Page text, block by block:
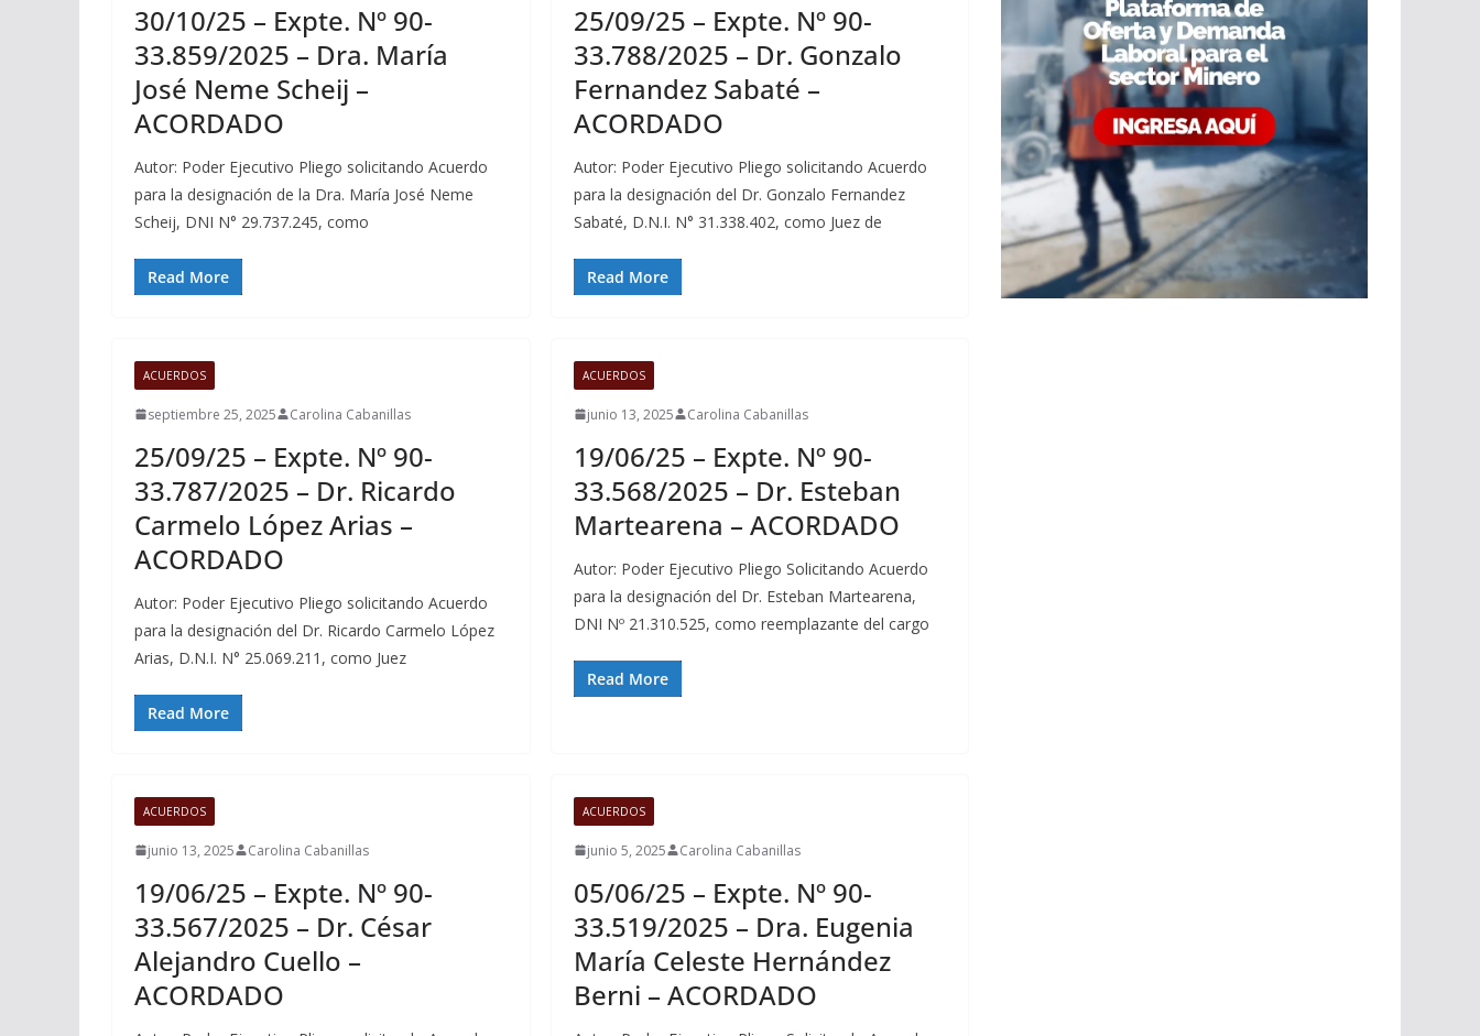
30/10/25 – Expte. Nº 90-
33.859/2025 – Dra. María
José Neme Scheij –
ACORDADO
Autor: Poder Ejecutivo Pliego solicitando Acuerdo
para la designación de la Dra. María José Neme
Scheij, DNI N° 29.737.245, como
Read More
25/09/25 – Expte. Nº 90-
33.788/2025 – Dr. Gonzalo
Fernandez Sabaté –
ACORDADO
Autor: Poder Ejecutivo Pliego solicitando Acuerdo
para la designación del Dr. Gonzalo Fernandez
Sabaté, D.N.I. N° 31.338.402, como Juez de
Read More
ACUERDOS
septiembre 25, 2025 Carolina Cabanillas
25/09/25 – Expte. Nº 90-
33.787/2025 – Dr. Ricardo
Carmelo López Arias –
ACORDADO
Autor: Poder Ejecutivo Pliego solicitando Acuerdo
para la designación del Dr. Ricardo Carmelo López
Arias, D.N.I. N° 25.069.211, como Juez
Read More
ACUERDOS
junio 13, 2025 Carolina Cabanillas
19/06/25 – Expte. Nº 90-
33.568/2025 – Dr. Esteban
Martearena – ACORDADO
Autor: Poder Ejecutivo Pliego Solicitando Acuerdo
para la designación del Dr. Esteban Martearena,
DNI Nº 21.310.525, como reemplazante del cargo
Read More
ACUERDOS
junio 13, 2025 Carolina Cabanillas
19/06/25 – Expte. Nº 90-
33.567/2025 – Dr. César
Alejandro Cuello –
ACORDADO
ACUERDOS
junio 5, 2025 Carolina Cabanillas
05/06/25 – Expte. Nº 90-
33.519/2025 – Dra. Eugenia
María Celeste Hernández
Berni – ACORDADO